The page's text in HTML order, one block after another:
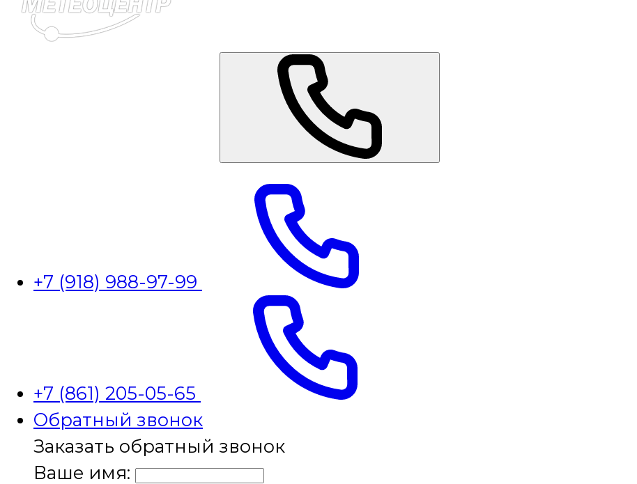
+7 (918) 988-97-99
+7 (861) 205-05-65
Обратный звонок
Заказать обратный звонок
Ваше имя: